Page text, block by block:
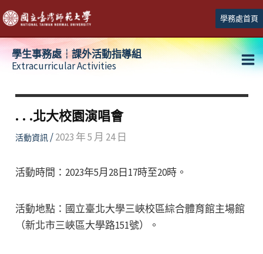
跳
至
主
學務處首頁
學生事務處┆課外活動指導組
Extracurricular Activities
. . .北大校園演唱會
活動資訊/2023 年 5 月 24 日
活動時間：2023年5月28日17時至20時。
活動地點：國立臺北大學三峽校區綜合體育館主場館
（新北市三峽區大學路151號）。